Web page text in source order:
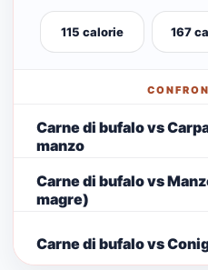
115 calorie 167
Carne di bufalo vs
manzo
Carne di bufalo vs
magre)
Carne di bufalo vs